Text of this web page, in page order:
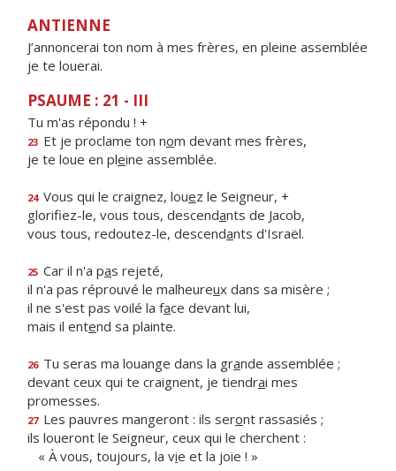
ANTIENNE
J’annoncerai ton nom à mes frères, en pleine assemblée
je te louerai.
PSAUME : 21 - III
Tu m'as répondu ! +
23 Et je proclame ton nom devant mes frères,
je te loue en pleine assemblée.
24 Vous qui le craignez, louez le Seigneur, +
glorifiez-le, vous tous, descendants de Jacob,
vous tous, redoutez-le, descendants d'Israël.
25 Car il n'a pas rejeté,
il n'a pas réprouvé le malheureux dans sa misère ;
il ne s'est pas voilé la face devant lui,
mais il entend sa plainte.
26 Tu seras ma louange dans la grande assemblée ;
devant ceux qui te craignent, je tiendrai mes
promesses.
27 Les pauvres mangeront : ils seront rassasiés ;
ils loueront le Seigneur, ceux qui le cherchent :
« À vous, toujours, la vie et la joie ! »